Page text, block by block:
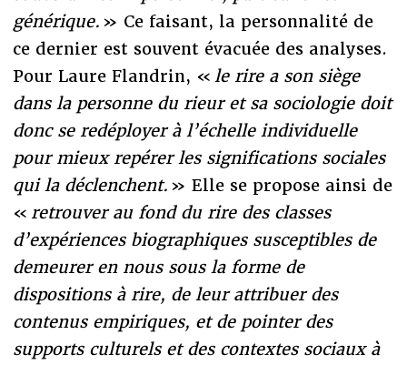
générique. » Ce faisant, la personnalité de
ce dernier est souvent évacuée des analyses.
Pour Laure Flandrin, « le rire a son siège
dans la personne du rieur et sa sociologie doit
donc se redéployer à l’échelle individuelle
pour mieux repérer les significations sociales
qui la déclenchent. » Elle se propose ainsi de
« retrouver au fond du rire des classes
d’expériences biographiques susceptibles de
demeurer en nous sous la forme de
dispositions à rire, de leur attribuer des
contenus empiriques, et de pointer des
supports culturels et des contextes sociaux à